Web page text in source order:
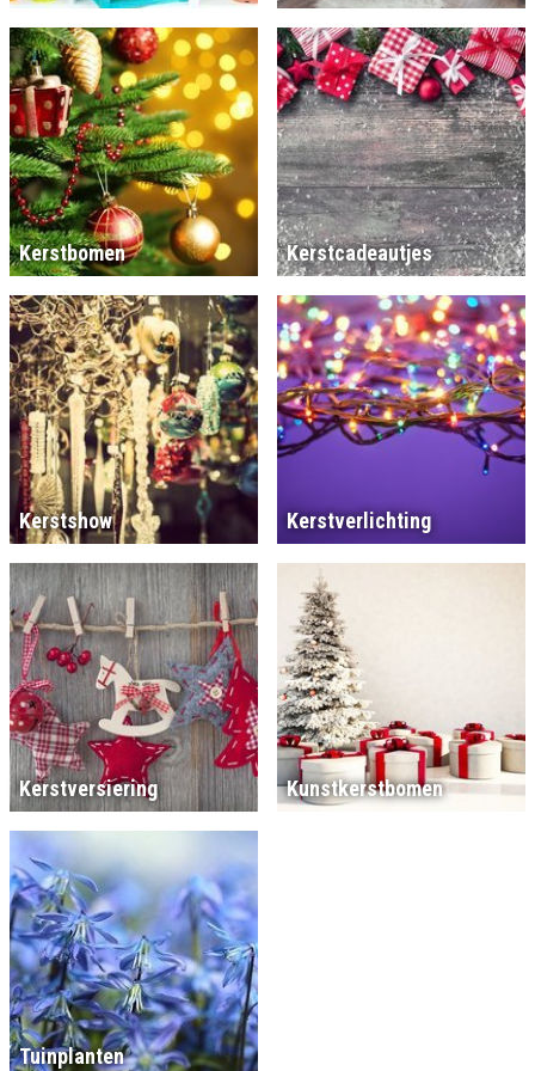
Kerstbomen Kerstcadeautjes
Kerstshow Kerstverlichting
Kerstversiering Kunstkerstbomen
Tuinplanten